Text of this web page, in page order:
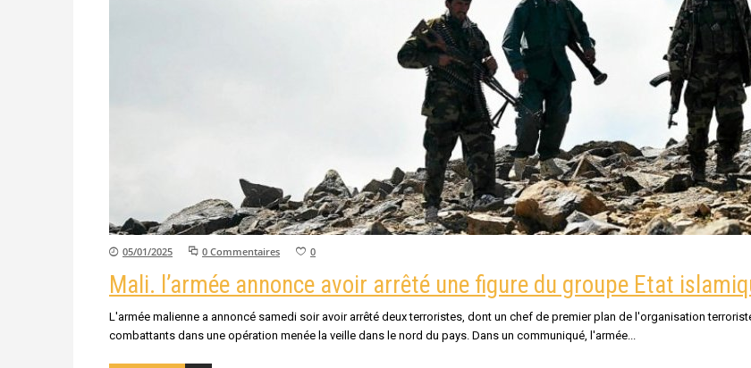
05/01/2025 0 Commentaires 0
Mali. l’armée annonce avoir arrêté une figure du groupe Etat
L'armée malienne a annoncé samedi soir avoir arrêté deux terroristes, dont un chef de premier plan de l'organisation
combattants dans une opération menée la veille dans le nord du pays. Dans un communiqué, l'armée